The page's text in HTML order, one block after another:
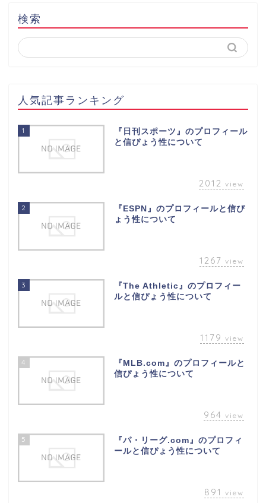
検索
人気記事ランキング
1
『日刊スポーツ』のプロフィール
と信ぴょう性について
2012 view
2
『ESPN』のプロフィールと信ぴ
ょう性について
1267 view
3
『The Athletic』のプロフィー
ルと信ぴょう性について
1179 view
4
『MLB.com』のプロフィールと
信ぴょう性について
964 view
5
『パ・リーグ.com』のプロフィ
ールと信ぴょう性について
891 view